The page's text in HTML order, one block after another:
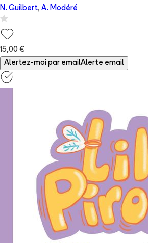
N. Guilbert, A. Modéré
15,00 €
Alertez-moi par emailAlerte email